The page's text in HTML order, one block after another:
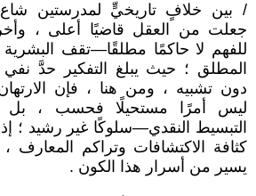
/ بين خلافٍ تاريخيٍّ لمدرستين
جعلت من العقل قاضيًا أعلى ،
للفهم لا حاكمًا مطلقًا—تقف البشرية
المطلق ؛ حيث يبلغ التفكير حدَّ نفي
دون تشبيه ، ومن هنا ، فإن
ليس أمرًا مستحيلًا فحسب ، بل
التبسيط النقدي—سلوكًا غير رشيد ؛
كثافة الاكتشافات وتراكم المعارف
يسير من أسرار هذا الكون .